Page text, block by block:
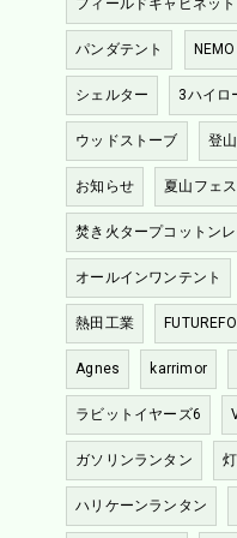
フィールドキャビネット
パンダテント NEMO
シェルター 3ハイロ
ウッドストーブ 登
お知らせ 夏山フェ
焚き火タープコットン
オールインワンテント
熱田工業
Agnes karrimor
ラビットイヤーズ6
ガソリンランタン
ハリケーンランタン